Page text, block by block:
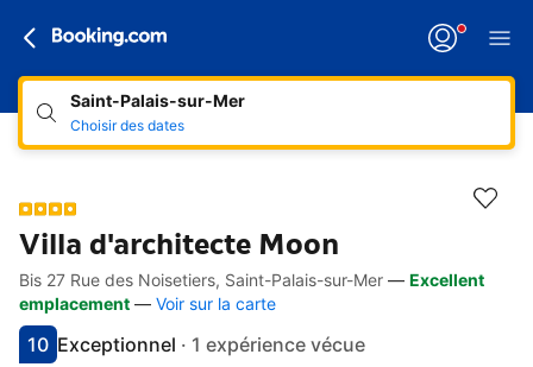
Saint-Palais-sur-Mer
Choisir des dates
Villa d'architecte Moon
Accès rapides
Aller à la description
Aller aux équipements
Aller aux hébergements
Aller aux conditions
Bis 27 Rue des Noisetiers, Saint-Palais-sur-Mer — Excellent
emplacement — Voir sur la carte
Avec une note de 10
10
exceptionnel
Exceptionnel · 1 expérience vécue